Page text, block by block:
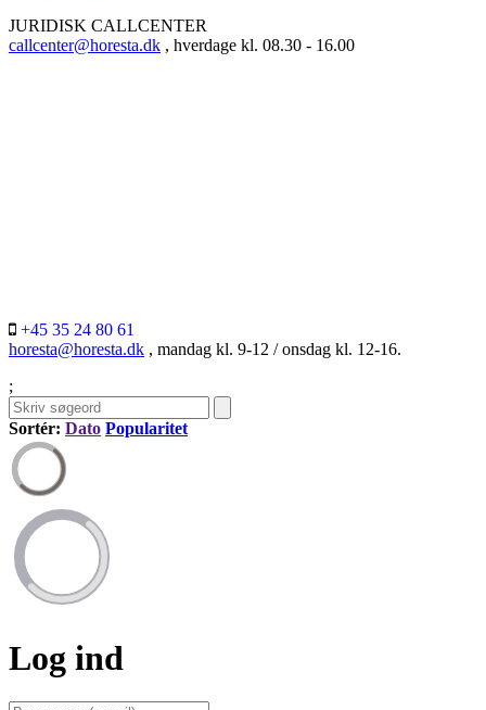
JURIDISK CALLCENTER
callcenter@horesta.dk , hverdage kl. 08.30 - 16.00
+45 35 24 80 61
horesta@horesta.dk , mandag kl. 9-12 / onsdag kl. 12-16.
;
Sortér: Dato Popularitet
Log ind